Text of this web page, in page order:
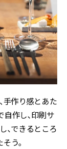
手作り感とあた
作し、印刷サ
、できるところ
う。